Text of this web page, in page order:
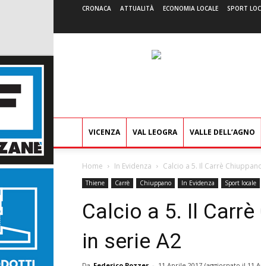
CRONACA ATTUALITÀ ECONOMIA LOCALE SPORT
VICENZA VAL LEOGRA VALLE DELL’AGNO
Home In Evidenza Calcio a 5. Il Carrè
Thiene Carrè Chiuppano In Evidenza Sport locale
Calcio a 5. Il
in serie A2